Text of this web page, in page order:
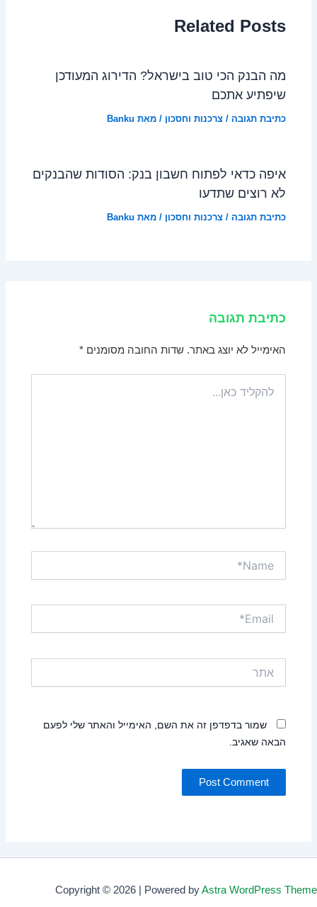
Related Posts
מה הבנק הכי טוב בישראל? הדירוג המעודכן
שיפתיע אתכם
כתיבת תגובה /צרכנות וחסכון / מאת Banku
איפה כדאי לפתוח חשבון בנק: הסודות שהבנקים
לא רוצים שתדעו
כתיבת תגובה /צרכנות וחסכון / מאת Banku
כתיבת תגובה
האימייל לא יוצג באתר. שדות החובה מסומנים*
כאן...
שמור בדפדפן זה את השם, האימייל והאתר שלי לפעם
הבאה שאגיב.
Copyright © 2026 | Powered byAstra WordPress Theme